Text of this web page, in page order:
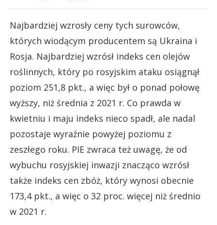
Najbardziej wzrosły ceny tych surowców,
których wiodącym producentem są Ukraina i
Rosja. Najbardziej wzrósł indeks cen olejów
roślinnych, który po rosyjskim ataku osiągnął
poziom 251,8 pkt., a więc był o ponad połowę
wyższy, niż średnia z 2021 r. Co prawda w
kwietniu i maju indeks nieco spadł, ale nadal
pozostaje wyraźnie powyżej poziomu z
zeszłego roku. PIE zwraca też uwagę, że od
wybuchu rosyjskiej inwazji znacząco wzrósł
także indeks cen zbóż, który wynosi obecnie
173,4 pkt., a więc o 32 proc. więcej niż średnio
w 2021 r.